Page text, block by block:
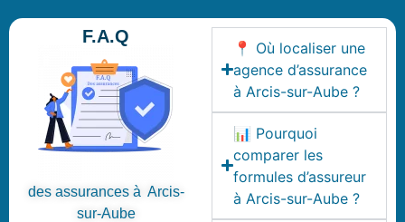
F.A.Q
des assurances à Arcis-
sur-Aube
📍 Où localiser une
agence d’assurance
à Arcis-sur-Aube ?
📊 Pourquoi
comparer les
formules d’assureur
à Arcis-sur-Aube ?